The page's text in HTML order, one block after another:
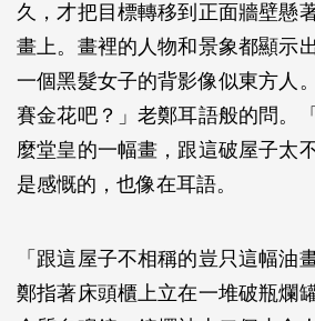
久，才把目標轉移到正面牆壁懸
畫上。畫裡的人物和景象都顯示
一個黑髮女子的背影像似東方人
賽金花吧？」老鄭耳語般的問。
麼堂皇的一幅畫，跟這破屋子太
是感慨的，也像在耳語。
「跟這屋子不相稱的豈只這幅油
鄭指著床頭櫃上立在一堆破瓶爛